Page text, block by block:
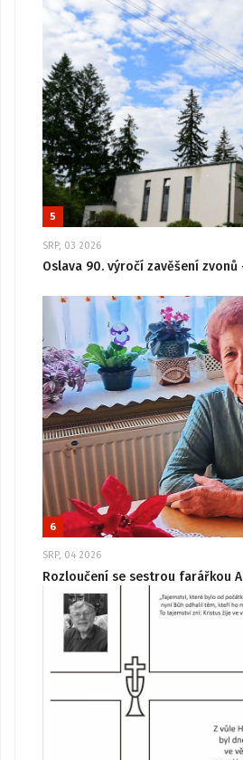
5
SRP, 03 2026
Oslava 90. výročí zavěšení zvonů
6
SRP, 04 2026
Rozloučení se sestrou farářkou